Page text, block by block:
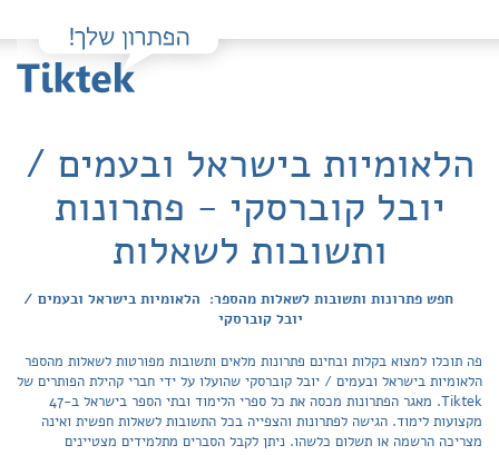
הלאומיות בישראל ובעמים /
יובל קוברסקי - פתרונות
ותשובות לשאלות
חפש פתרונות ותשובות לשאלות מהספר: הלאומיות בישראל ובעמים /
יובל קוברסקי
פה תוכלו למצוא בקלות ובחינם פתרונות מלאים ותשובות מפורטות לשאלות מהספר
הלאומיות בישראל ובעמים / יובל קוברסקי שהועלו על ידי חברי קהילת הפותרים של
Tiktek. מאגר הפתרונות מכסה את כל ספרי הלימוד ובתי הספר בישראל ב-47
מקצועות לימוד. הגישה לפתרונות והצפייה בכל התשובות לשאלות חפשית ואינה
מצריכה הרשמה או תשלום כלשהו. ניתן לקבל הסברים מתלמידים מצטיינים